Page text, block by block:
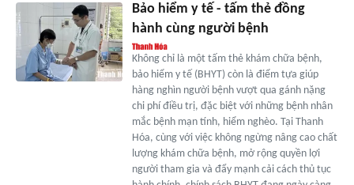
Bảo hiểm y tế - tấm thẻ đồng
hành cùng người bệnh
Không chỉ là một tấm thẻ khám chữa bệnh,
bảo hiểm y tế (BHYT) còn là điểm tựa giúp
hàng nghìn người bệnh vượt qua gánh nặng
chi phí điều trị, đặc biệt với những bệnh nhân
mắc bệnh mạn tính, hiểm nghèo. Tại Thanh
Hóa, cùng với việc không ngừng nâng cao chất
lượng khám chữa bệnh, mở rộng quyền lợi
người tham gia và đẩy mạnh cải cách thủ tục